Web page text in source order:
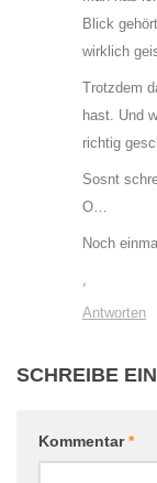
Blick
wirklich
Trotzdem
hast. Und
richtig
Sosnt
O…
Noch
,
Antworten
SCHREIBE
Kommentar*